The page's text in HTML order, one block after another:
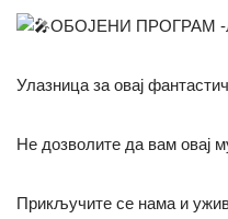
ОБОЈЕНИ ПРОГРАМ -
Улазница за овај
Не дозволите да вам овај
Прикључите се нама и